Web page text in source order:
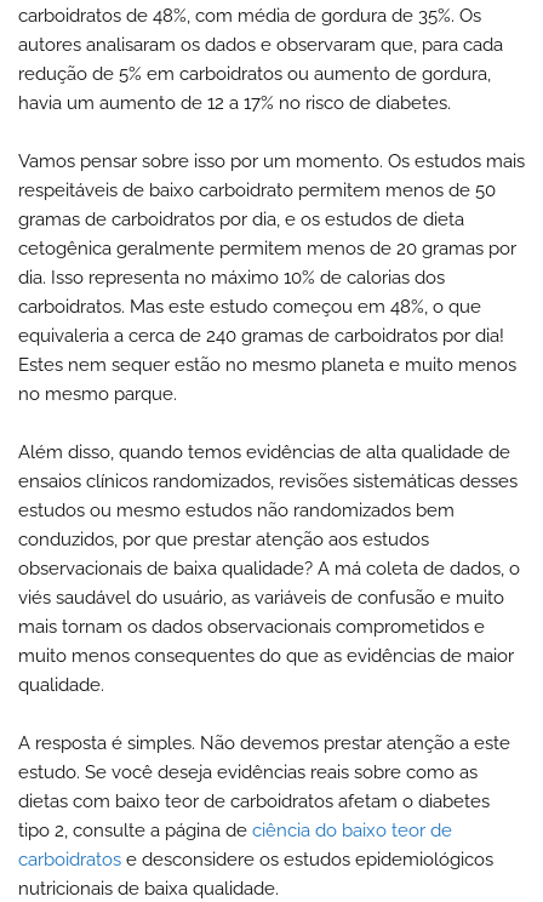
carboidratos de 48%, com média de gordura de 35%. Os
autores analisaram os dados e observaram que, para cada
redução de 5% em carboidratos ou aumento de gordura,
havia um aumento de 12 a 17% no risco de diabetes.
Vamos pensar sobre isso por um momento. Os estudos mais
respeitáveis ​​de baixo carboidrato permitem menos de 50
gramas de carboidratos por dia, e os estudos de dieta
cetogênica geralmente permitem menos de 20 gramas por
dia. Isso representa no máximo 10% de calorias dos
carboidratos. Mas este estudo começou em 48%, o que
equivaleria a cerca de 240 gramas de carboidratos por dia!
Estes nem sequer estão no mesmo planeta e muito menos
no mesmo parque.
Além disso, quando temos evidências de alta qualidade de
ensaios clínicos randomizados, revisões sistemáticas desses
estudos ou mesmo estudos não randomizados bem
conduzidos, por que prestar atenção aos estudos
observacionais de baixa qualidade? A má coleta de dados, o
viés saudável do usuário, as variáveis ​​de confusão e muito
mais tornam os dados observacionais comprometidos e
muito menos consequentes do que as evidências de maior
qualidade.
A resposta é simples. Não devemos prestar atenção a este
estudo. Se você deseja evidências reais sobre como as
dietas com baixo teor de carboidratos afetam o diabetes
tipo 2, consulte a página de ciência do baixo teor de
carboidratos e desconsidere os estudos epidemiológicos
nutricionais de baixa qualidade.